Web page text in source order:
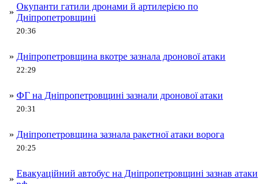
»
Окупанти гатили дронами й артилерією по
Дніпропетровщині
20:36
» Дніпропетровщина вкотре зазнала дронової атаки
22:29
» ФГ на Дніпропетровщині зазнали дронової атаки
20:31
» Дніпропетровщина зазнала ракетної атаки ворога
20:25
»
Евакуаційний автобус на Дніпропетровщині зазнав атаки